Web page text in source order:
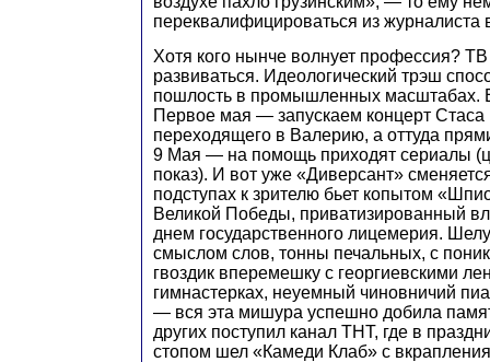
переквалифицироваться из журналиста
Хотя кого нынче волнует профессия?
развиваться. Идеологический трэш
пошлость в промышленных масштабах.
Первое мая — запускаем концерт
переходящего в Валерию, а оттуда
9 Мая — на помощь приходят сериалы
показ). И вот уже «Диверсант»
подступах к зрителю бьет копытом
Великой Победы, приватизированный
днем государственного лицемерия.
смыслом слов, тонны печальных, с
гвоздик вперемешку с георгиевскими
гимнастерках, неуемный чиновничий
— вся эта мишура успешно добила
других поступил канал ТНТ, где в
стопом шел «Камеди Клаб» с